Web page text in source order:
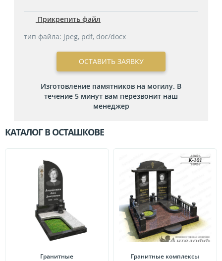
Прикрепить файл
тип файла: jpeg, pdf, doc/docx
Изготовление памятников на могилу. В
течение 5 минут вам перезвонит наш
менеджер
КАТАЛОГ В ОСТАШКОВЕ
Гранитные Гранитные комплексы